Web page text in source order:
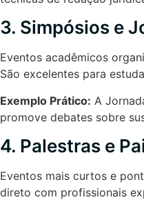
3. Simpósios e
Eventos acadêmicos
São excelentes para
Exemplo Prático: A
promove debates sobre
4. Palestras e
Eventos mais curtos e
direto com profissionais